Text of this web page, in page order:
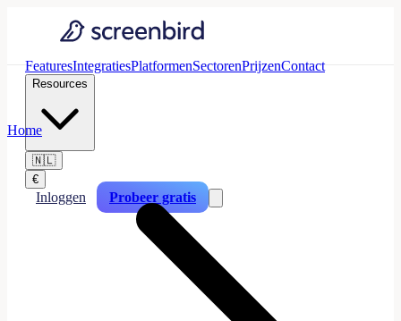
FeaturesIntegratiesPlatformenSectorenPrijzenContact
Resources
🇳🇱
€
Inloggen Probeer gratis
Home